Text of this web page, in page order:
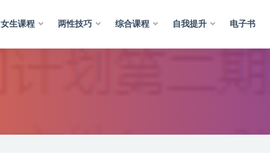
女生课程 两性技巧 综合课程 自我提升 电子书